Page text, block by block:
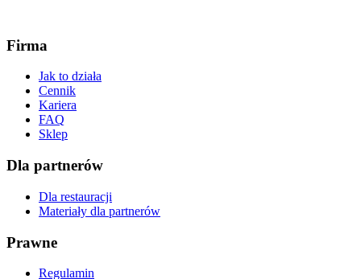
Firma
Jak to działa
Cennik
Kariera
FAQ
Sklep
Dla partnerów
Dla restauracji
Materiały dla partnerów
Prawne
Regulamin